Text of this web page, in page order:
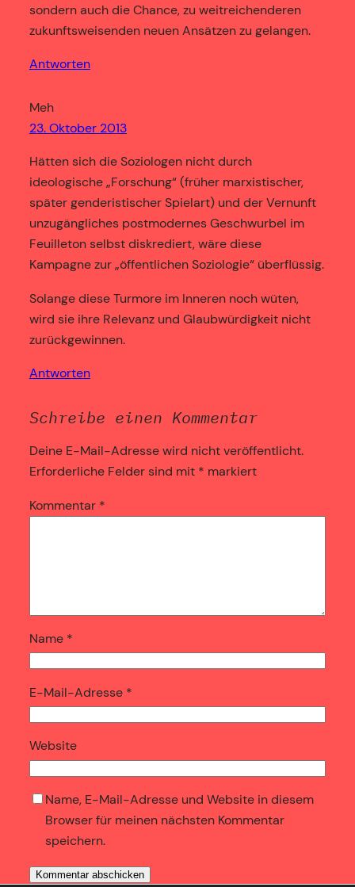
sondern auch die Chance, zu weitreichenderen
zukunftsweisenden neuen Ansätzen zu gelangen.
Antworten
Meh
23. Oktober 2013
Hätten sich die Soziologen nicht durch
ideologische „Forschung“ (früher marxistischer,
später genderistischer Spielart) und der Vernunft
unzugängliches postmodernes Geschwurbel im
Feuilleton selbst diskrediert, wäre diese
Kampagne zur „öffentlichen Soziologie“ überflüssig.
Solange diese Turmore im Inneren noch wüten,
wird sie ihre Relevanz und Glaubwürdigkeit nicht
zurückgewinnen.
Antworten
Schreibe einen Kommentar
Deine E-Mail-Adresse wird nicht veröffentlicht.
Erforderliche Felder sind mit * markiert
Kommentar *
Name *
E-Mail-Adresse *
Website
Name, E-Mail-Adresse und Website in diesem
Browser für meinen nächsten Kommentar
speichern.